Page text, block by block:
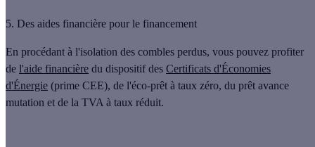
5. Des aides financière pour le financement
En procédant à l'isolation des combles perdus, vous pouvez profiter
de l'aide financière du dispositif des Certificats d'Économies
d'Énergie (prime CEE), de l'éco-prêt à taux zéro, du prêt avance
mutation et de la TVA à taux réduit.